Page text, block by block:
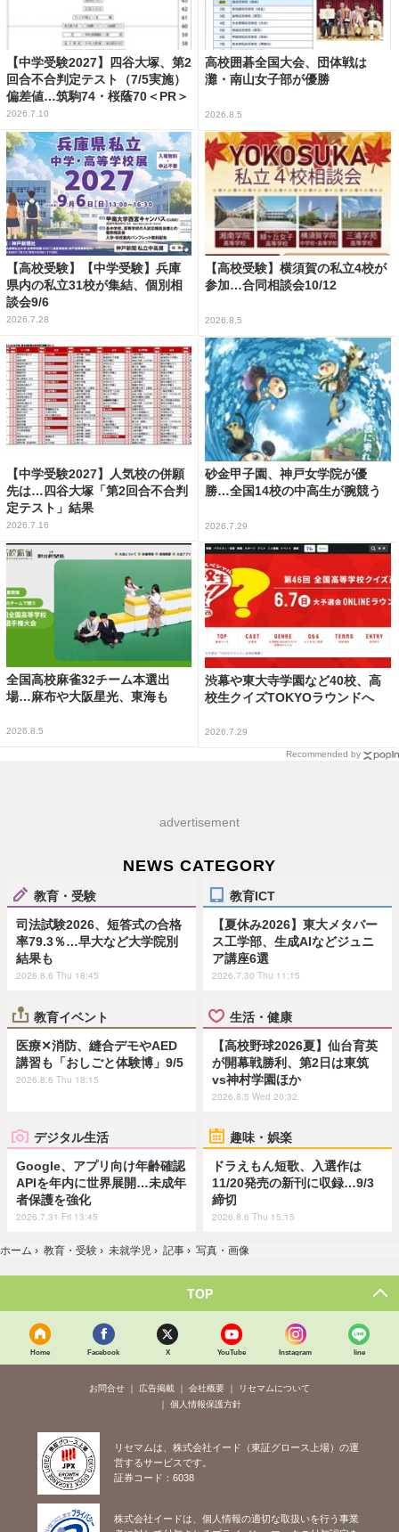
【中学受験2027】四谷大塚、第2
回合不合判定テスト（7/5実施）
偏差値…筑駒74・桜蔭70＜PR＞
2026.7.10
高校囲碁全国大会、団体戦は
灘・南山女子部が優勝
2026.8.5
【高校受験】【中学受験】兵庫
県内の私立31校が集結、個別相
談会9/6
2026.7.28
【高校受験】横須賀の私立4校が
参加…合同相談会10/12
2026.8.5
【中学受験2027】人気校の併願
先は…四谷大塚「第2回合不合判
定テスト」結果
2026.7.16
砂金甲子園、神戸女学院が優
勝…全国14校の中高生が腕競う
2026.7.29
全国高校麻雀32チーム本選出
場…麻布や大阪星光、東海も
2026.8.5
渋幕や東大寺学園など40校、高
校生クイズTOKYOラウンドへ
2026.7.29
Recommended by
advertisement
NEWS CATEGORY
教育・受験
司法試験2026、短答式の合格
率79.3％…早大など大学院別
結果も
2026.8.6 Thu 18:45
教育ICT
【夏休み2026】東大メタバー
ス工学部、生成AIなどジュニ
ア講座6選
2026.7.30 Thu 11:15
教育イベント
医療✕消防、縫合デモやAED
講習も「おしごと体験博」9/5
2026.8.6 Thu 18:15
生活・健康
【高校野球2026夏】仙台育英
が開幕戦勝利、第2日は東筑
vs神村学園ほか
2026.8.5 Wed 20:32
デジタル生活
Google、アプリ向け年齢確認
APIを年内に世界展開…未成年
者保護を強化
2026.7.31 Fri 13:45
趣味・娯楽
ドラえもん短歌、入選作は
11/20発売の新刊に収録…9/3
締切
2026.8.6 Thu 15:15
ホーム › 教育・受験 › 未就学児 › 記事 › 写真・画像
TOP
Home Facebook X YouTube Instagram line
お問合せ 広告掲載 会社概要
リセマムについて
個人情報保護方針
リセマムは、株式会社イード（東証グロース上場）の運
営するサービスです。
証券コード：6038
株式会社イードは、個人情報の適切な取扱いを行う事業